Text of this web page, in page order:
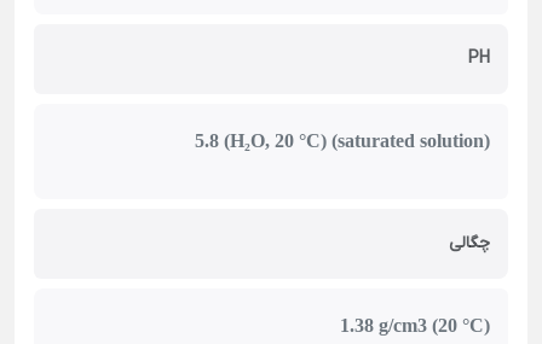
PH
5.8 (H₂O, 20 °C) (saturated solution)
چگالی
1.38 g/cm3 (20 °C)